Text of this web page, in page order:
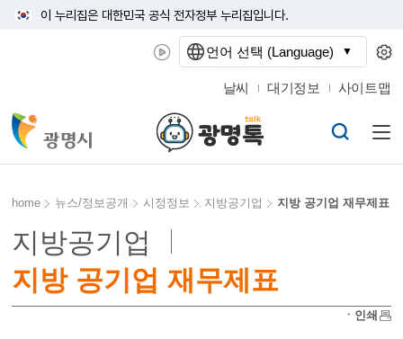
이 누리집은 대한민국 공식 전자정부 누리집입니다.
날씨 대기정보 사이트맵
home 뉴스/정보공개 시정정보 지방공기업 지방 공기업 재무제표
지방공기업
지방 공기업 재무제표
ㆍ인쇄
언어 선택 (Language)